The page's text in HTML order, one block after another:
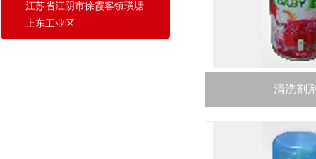
江苏省江阴市徐霞客镇璜塘
上东工业区
清洗剂